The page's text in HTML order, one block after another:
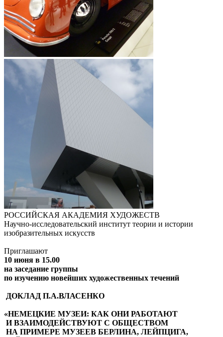
РОССИЙСКАЯ АКАДЕМИЯ ХУДОЖЕСТВ
Научно-исследовательский институт теории и истории
изобразительных искусств
Приглашают
10 июня в 15.00
на заседание группы
по изучению новейших художественных течений
ДОКЛАД П.А.ВЛАСЕНКО
«НЕМЕЦКИЕ МУЗЕИ: КАК ОНИ РАБОТАЮТ
И ВЗАИМОДЕЙСТВУЮТ С ОБЩЕСТВОМ
НА ПРИМЕРЕ МУЗЕЕВ БЕРЛИНА, ЛЕЙПЦИГА,